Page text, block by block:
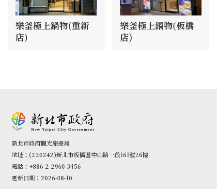
樂釜極上鍋物(重新
店)
樂釜極上鍋物(板橋
店)
新北市政府觀光旅遊局
地址：(220242)新北市板橋區中山路一段161號26樓
電話：+886-2-2960-3456
更新日期：2026-08-10